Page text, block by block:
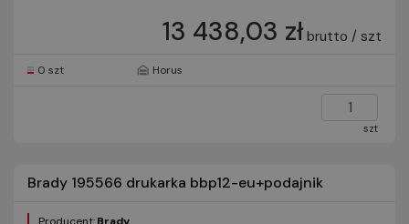
13 438,03 zł brutto / szt
0 szt Horus
szt
Brady 195566 drukarka bbp12-eu+podajnik